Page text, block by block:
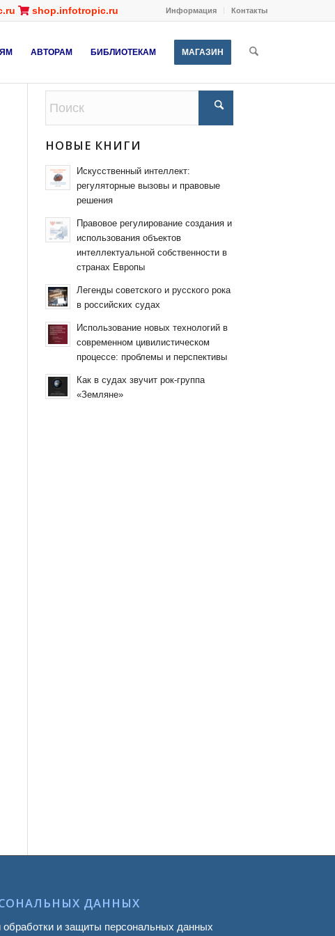
Информация Контакты
shop.infotropic.ru
АВТОРАМ БИБЛИОТЕКАМ МАГАЗИН
НОВЫЕ КНИГИ
Искусственный интеллект:
регуляторные вызовы и правовые
решения
Правовое регулирование создания и
использования объектов
интеллектуальной собственности в
странах Европы
Легенды советского и русского рока
в российских судах
Использование новых технологий в
современном цивилистическом
процессе: проблемы и перспективы
Как в судах звучит рок-группа
«Земляне»
ДАННЫХ
обработки и защиты персональных данных